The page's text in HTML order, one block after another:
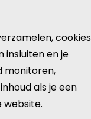
cookies
insluiten en je
monitoren,
als je een